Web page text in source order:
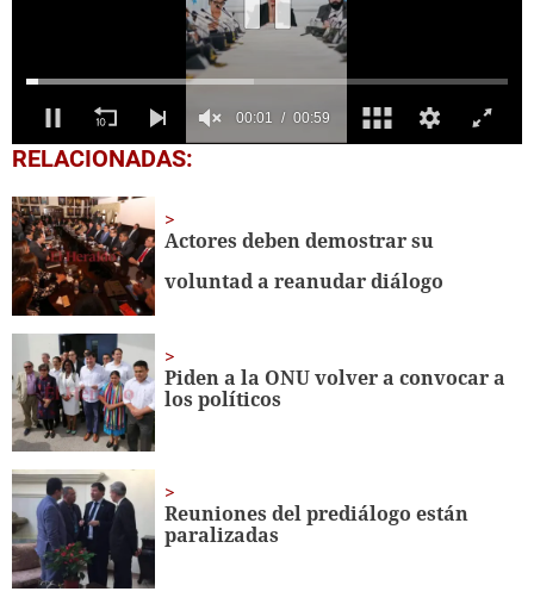
0
seconds
59
seconds
RELACIONADAS:
Actores deben demostrar su
voluntad a reanudar diálogo
Piden a la ONU volver a convocar a
los políticos
Reuniones del prediálogo están
paralizadas